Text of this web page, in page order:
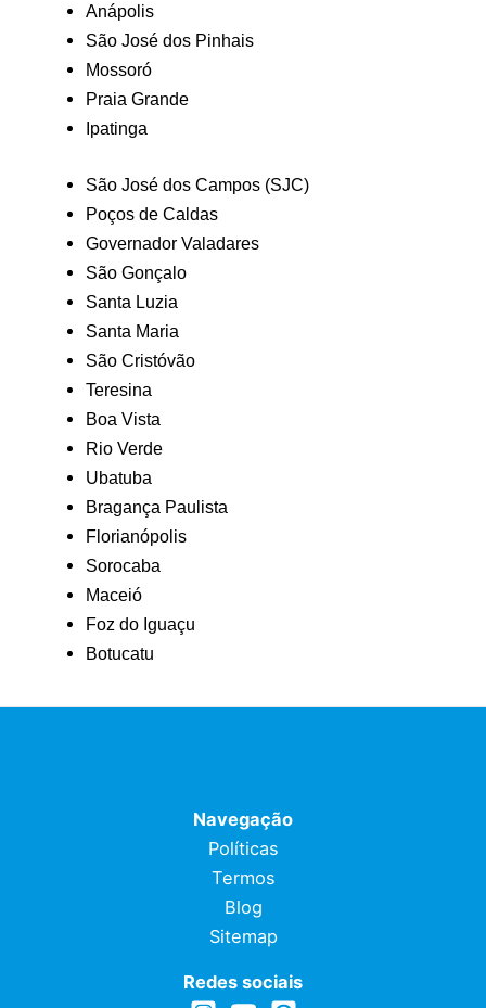
Anápolis
São José dos Pinhais
Mossoró
Praia Grande
Ipatinga
São José dos Campos (SJC)
Poços de Caldas
Governador Valadares
São Gonçalo
Santa Luzia
Santa Maria
São Cristóvão
Teresina
Boa Vista
Rio Verde
Ubatuba
Bragança Paulista
Florianópolis
Sorocaba
Maceió
Foz do Iguaçu
Botucatu
Navegação
Políticas
Termos
Blog
Sitemap
Redes sociais